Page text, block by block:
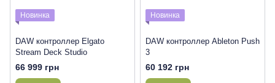
Новинка
DAW контроллер Elgato
Stream Deck Studio
66 999 грн
Новинка
DAW контроллер Ableton Push
3
60 192 грн